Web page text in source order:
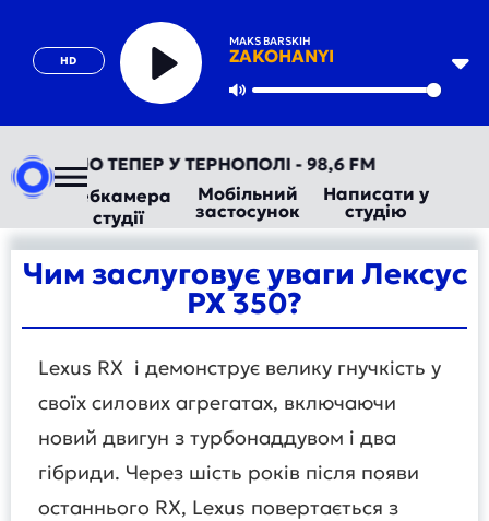
HD
MAKS BARSKIH
ZAKOHANYI
Play
ТЕПЕР У ТЕРНОПОЛІ - 98,6 FM
Вебкамера
студії
Мобільний
застосунок
Написати у
студію
Чим заслуговує уваги Лексус
РХ 350?
Lexus RX і демонструє велику гнучкість у
своїх силових агрегатах, включаючи
новий двигун з турбонаддувом і два
гібриди. Через шість років після появи
останнього RX, Lexus повертається з